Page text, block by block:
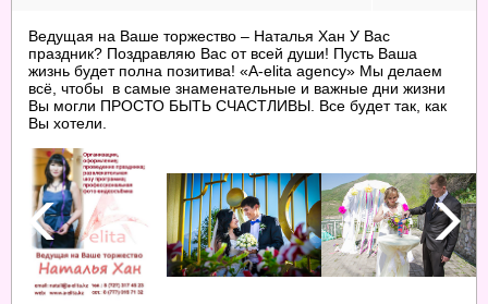
Ведущая на Ваше торжество – Наталья Хан У Вас
праздник? Поздравляю Вас от всей души! Пусть Ваша
жизнь будет полна позитива! «A-elita agency» Мы делаем
всё, чтобы в самые знаменательные и важные дни жизни
Вы могли ПРОСТО БЫТЬ СЧАСТЛИВЫ. Все будет так, как
Вы хотели.